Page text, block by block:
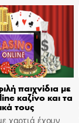
παιχνίδια με
καζίνο και τα
τους
χαρτιά έχουν